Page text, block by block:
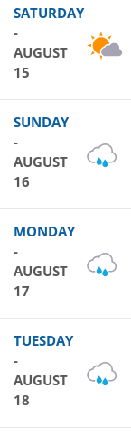
SATURDAY
-
AUGUST
15
SUNDAY
-
AUGUST
16
MONDAY
-
AUGUST
17
TUESDAY
-
AUGUST
18